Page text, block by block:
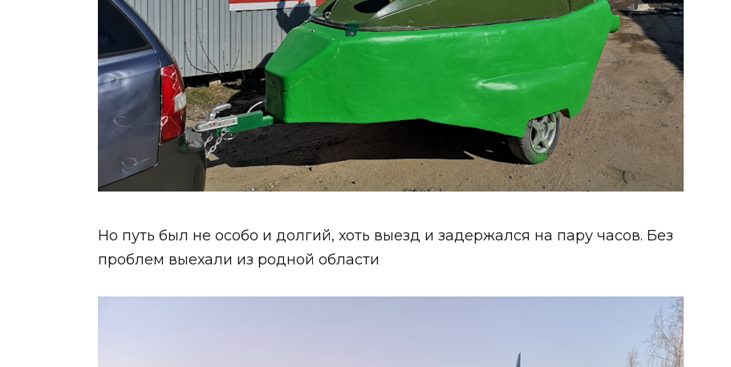
Но путь был не особо и долгий, хоть выезд и задержался на пару часов. Без
проблем выехали из родной области